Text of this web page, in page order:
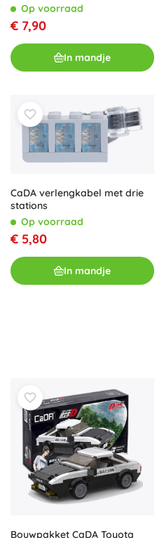
Op voorraad
€ 7,90
In mandje
CaDA verlengkabel met drie
stations
Op voorraad
€ 5,80
In mandje
Bouwpakket CaDA Toyota